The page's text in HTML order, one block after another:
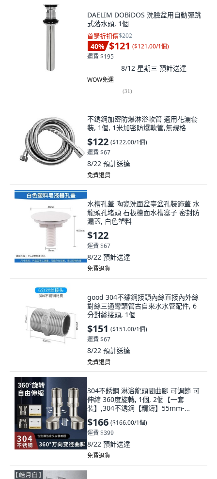
DAELIM DOBiDOS 洗臉盆用自動彈跳
式落水頭, 1個
首購折扣價$202
40% $121 ($121.00/1個)
運費 $195
8/12 星期三 預計送達
WOW免運
(31)
不銹鋼加密防爆淋浴軟管 適用花灑套
裝, 1個, 1米加密防爆軟管,無規格
$122 ($122.00/1個)
運費 $67
8/22 預計送達
免費退貨
水槽孔蓋 陶瓷洗面盆臺盆孔裝飾蓋 水
龍頭孔堵頭 石板檯面水槽塞子 密封防
漏蓋, 白色塑料
$122
運費 $67
8/22 預計送達
免費退貨
good 304不鏽鋼接頭內絲直接內外絲
對絲三通彎頭管古自來水水管配件, 6
分對絲接頭, 1個
$151 ($151.00/1個)
運費 $67
8/22 預計送達
免費退貨
304不銹鋼 淋浴龍頭閥曲腳 可調節 可
伸縮 360度旋轉, 1個, 2個【一套
裝】,304不銹鋼【精鑄】55mm-
80mm
$166 ($166.00/1個)
運費 $399
8/22 預計送達
免費退貨